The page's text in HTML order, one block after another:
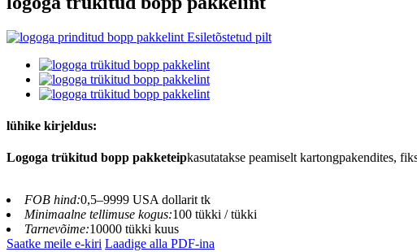
lühike kirjeldus:
Logoga trükitud bopp pakketeipkasutatakse peamiselt kartongpakendites,
FOB hind:0,5–9999 USA dollarit tk
Minimaalne tellimuse kogus:100 tükki / tükki
Tarnevõime:10000 tükki kuus
Saatke meile e-kiri Laadige alla PDF-ina